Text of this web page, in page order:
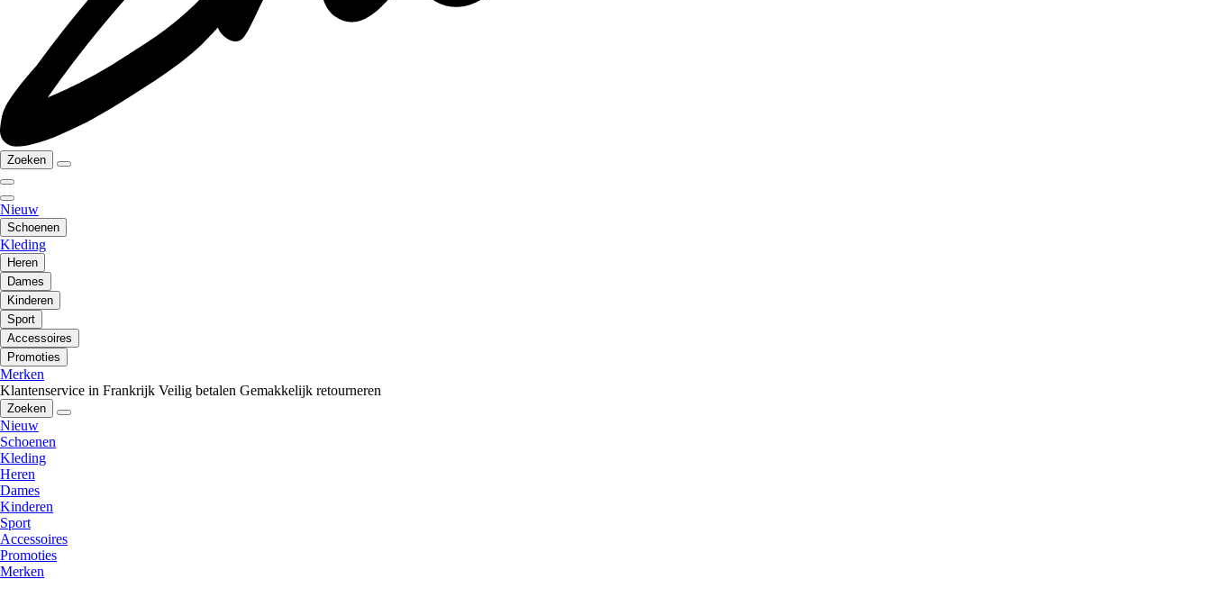
Zoeken
Nieuw
Schoenen
Kleding
Heren
Dames
Kinderen
Sport
Accessoires
Promoties
Merken
Klantenservice in Frankrijk Veilig betalen Gemakkelijk retourneren
Zoeken
Nieuw
Schoenen
Kleding
Heren
Dames
Kinderen
Sport
Accessoires
Promoties
Merken